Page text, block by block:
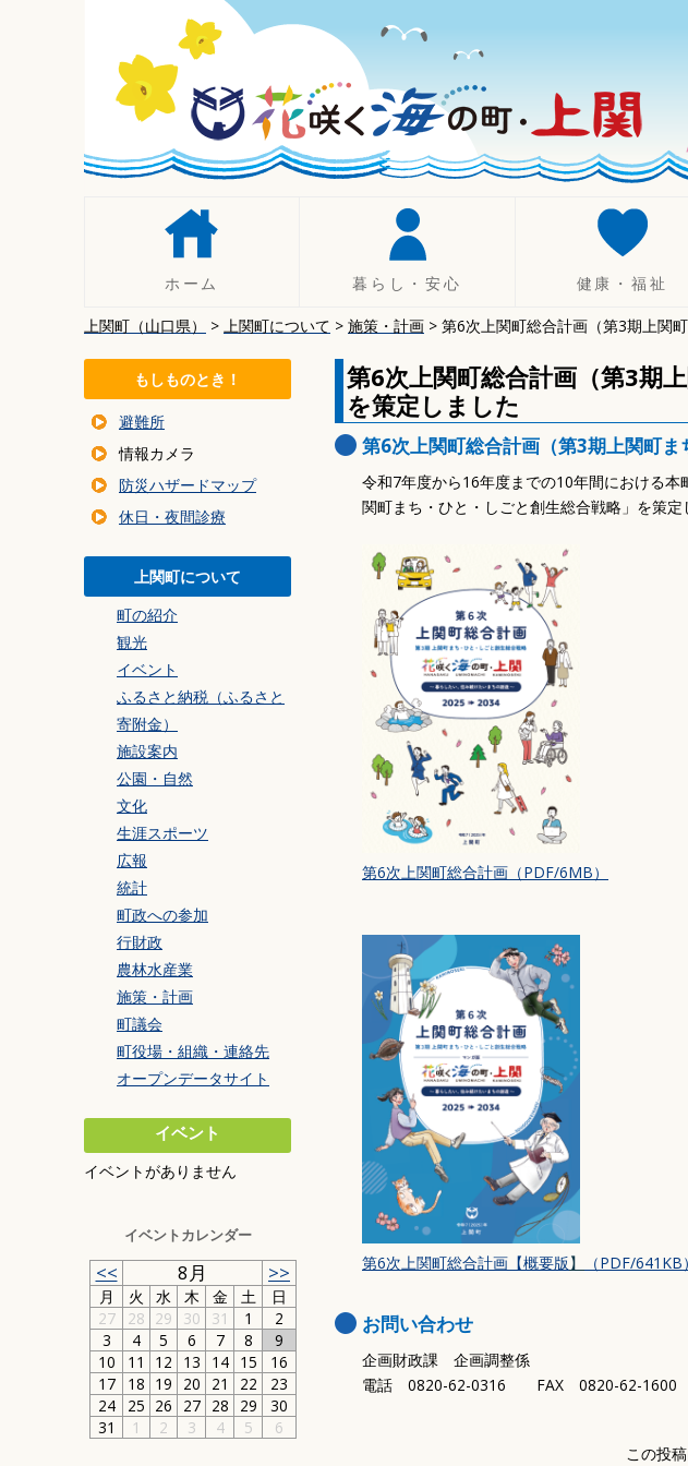
動
ホーム 暮らし・安心
人権
手続き
税について
年金
暮らしの相談
暮らしの環境
住まい・建築・道路
防災・安全
事業者の方へ
健康・福祉
健康づくり
健康診断・相談
休日・夜間診療
健康保険
後期高齢者医療
高齢者向け事業
障がい福祉
生活支援・特別弔
予防接種
上関町（山口県） > 上関町について > 施策・計画 > 第6次上関町総合計画（第3期上関
第6次上関町総合計画（第3期
を策定しました
第6次上関町総合計画（第3期上関町ま
令和7年度から16年度までの10年間における
関町まち・ひと・しごと創生総合戦略」を策定
第6次上関町総合計画（PDF/6MB）
第6次上関町総合計画【概要版】 （PDF/641KB）
お問い合わせ
企画財政課 企画調整係
電話 0820-62-0316 FAX 0820-62-1600
この投
もしものとき！
避難所
情報カメラ
防災ハザードマップ
休日・夜間診療
上関町について
町の紹介
観光
イベント
ふるさと納税（ふるさと
寄附金）
施設案内
公園・自然
文化
生涯スポーツ
広報
統計
町政への参加
行財政
農林水産業
施策・計画
町議会
町役場・組織・連絡先
オープンデータサイト
イベント
イベントがありません
イベントカレンダー
<< 8月 >>
月 火 水 木 金 土
日
27
28 29 30 31 1
2
3
4 5 6 7 8
9
10
11 12 13 14 15
16
17
18 19 20 21 22
23
24
25 26 27 28 29
30
31
1 2 3 4 5 6